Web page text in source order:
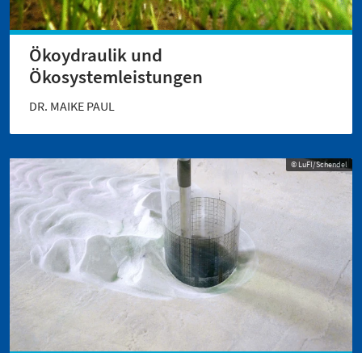
Ökoydraulik und
Ökosystemleistungen
DR. MAIKE PAUL
© LuFI/Schendel